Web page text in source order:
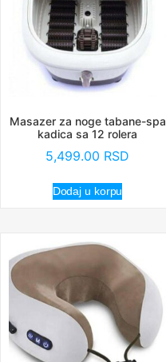
Masazer za noge tabane-spa
kadica sa 12 rolera
5,499.00 RSD
Dodaj u korpu